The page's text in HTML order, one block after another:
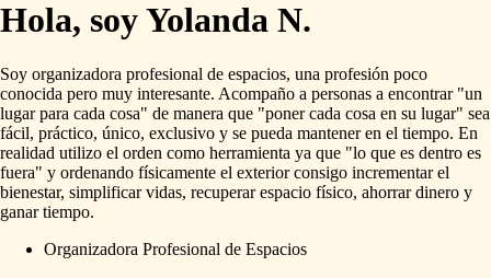
Hola, soy Yolanda N.
Soy organizadora profesional de espacios, una profesión poco
conocida pero muy interesante. Acompaño a personas a encontrar "un
lugar para cada cosa" de manera que "poner cada cosa en su lugar" sea
fácil, práctico, único, exclusivo y se pueda mantener en el tiempo. En
realidad utilizo el orden como herramienta ya que "lo que es dentro es
fuera" y ordenando físicamente el exterior consigo incrementar el
bienestar, simplificar vidas, recuperar espacio físico, ahorrar dinero y
ganar tiempo.
Organizadora Profesional de Espacios